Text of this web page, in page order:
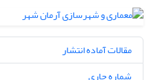
مقالات آماده انتشار
شماره جاری